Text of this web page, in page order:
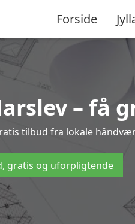
Forside
– få
tilbud fra lokale
gratis og uforpligtende